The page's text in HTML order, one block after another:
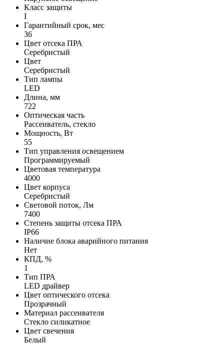
Класс защиты
I
Гарантийный срок, мес
36
Цвет отсека ПРА
Серебристый
Цвет
Серебристый
Тип лампы
LED
Длина, мм
722
Оптическая часть
Рассеиватель, стекло
Мощность, Вт
55
Тип управления освещением
Программируемый
Цветовая температура
4000
Цвет корпуса
Серебристый
Световой поток, Лм
7400
Степень защиты отсека ПРА
IP66
Наличие блока аварийного питания
Нет
КПД, %
1
Тип ПРА
LED драйвер
Цвет оптического отсека
Прозрачный
Материал рассеивателя
Стекло силикатное
Цвет свечения
Белый